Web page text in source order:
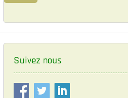
g
a
Suivez nous